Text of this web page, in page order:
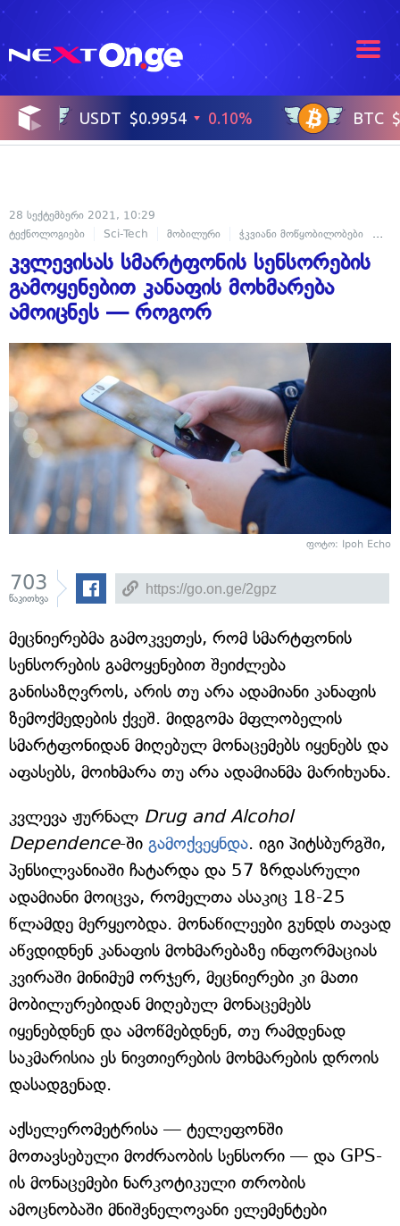
28 სექტემბერი 2021, 10:29
ტექნოლოგიები
Sci-Tech მობილური ჭკვიანი მოწყობილობები
კვლევისას სმარტფონის სენსორების
გამოყენებით კანაფის მოხმარება
ამოიცნეს — როგორ
ფოტო: Ipoh Echo
703
წაკითხვა
მეცნიერებმა გამოკვეთეს, რომ სმარტფონის
სენსორების გამოყენებით შეიძლება
განისაზღვროს, არის თუ არა ადამიანი კანაფის
ზემოქმედების ქვეშ. მიდგომა მფლობელის
სმარტფონიდან მიღებულ მონაცემებს იყენებს და
აფასებს, მოიხმარა თუ არა ადამიანმა მარიხუანა.
კვლევა ჟურნალ Drug and Alcohol
Dependence-ში გამოქვეყნდა. იგი პიტსბურგში,
პენსილვანიაში ჩატარდა და 57 ზრდასრული
ადამიანი მოიცვა, რომელთა ასაკიც 18-25
წლამდე მერყეობდა. მონაწილეები გუნდს თავად
აწვდიდნენ კანაფის მოხმარებაზე ინფორმაციას
კვირაში მინიმუმ ორჯერ, მეცნიერები კი მათი
მობილურებიდან მიღებულ მონაცემებს
იყენებდნენ და ამოწმებდნენ, თუ რამდენად
საკმარისია ეს ნივთიერების მოხმარების დროის
დასადგენად.
აქსელერომეტრისა — ტელეფონში
მოთავსებული მოძრაობის სენსორი — და GPS-
ის მონაცემები ნარკოტიკული თრობის
ამოცნობაში მნიშვნელოვანი ელემენტები